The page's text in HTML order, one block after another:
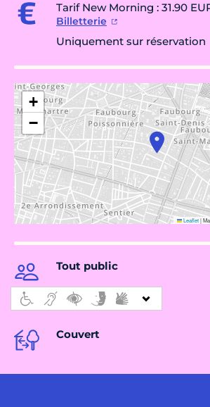
Tarif New Morning : 31.90
Billetterie
Uniquement sur réservation
+
−
Leaflet|
Tout public
Couvert